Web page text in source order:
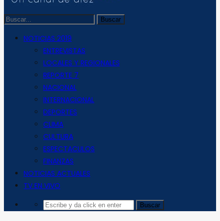
NOTICIAS 2019
ENTREVISTAS
LOCALES Y REGIONALES
REPORTE 7
NACIONAL
INTERNACIONAL
DEPORTES
CLIMA
CULTURA
ESPECTACULOS
FINANZAS
NOTICIAS ACTUALES
TV EN VIVO